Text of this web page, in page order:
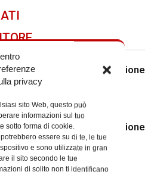
privacy
sito Web, questo può
informazioni sul tuo
sotto forma di cookie.
essere su di te, le tue
e sono utilizzate in gran
il sito secondo le tue
di solito non ti identificano
nella luce della Resurrezione
Bonsignore
nella luce della Resurrezione
Giuliani